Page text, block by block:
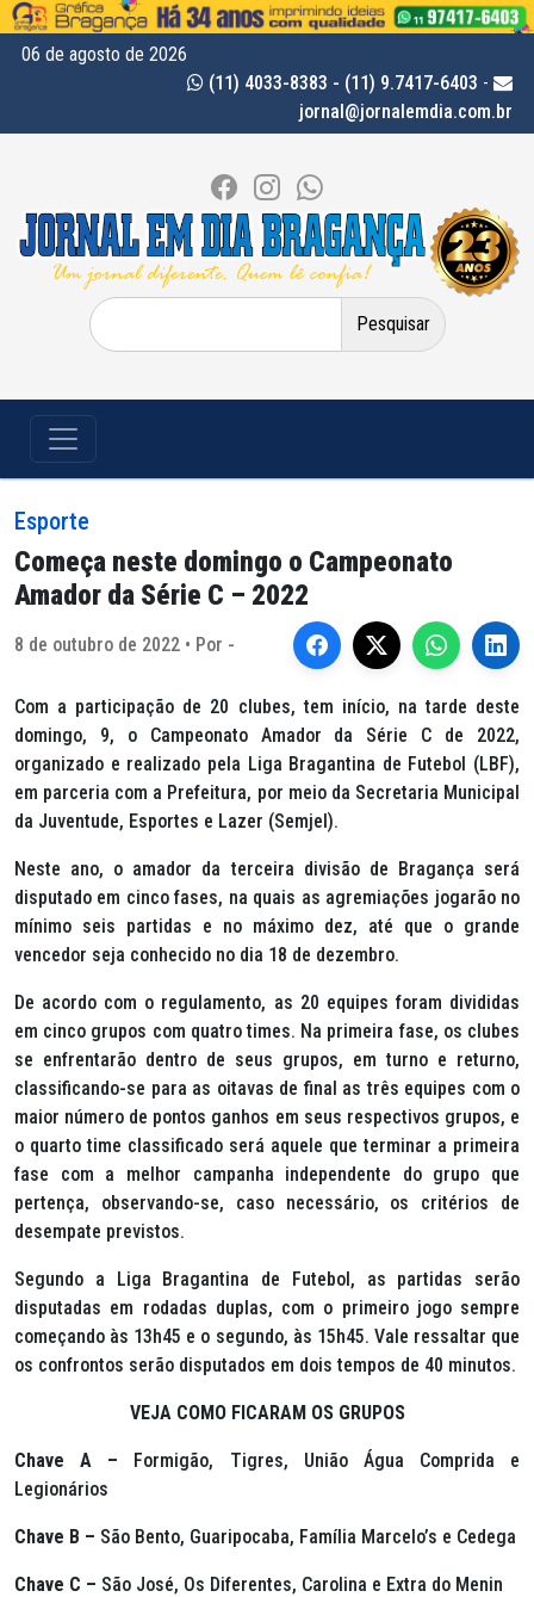
06 de agosto de 2026
(11) 4033-8383 - (11) 9.7417-6403 -
jornal@jornalemdia.com.br
Pesquisar
por:
Esporte
Começa neste domingo o Campeonato
Amador da Série C – 2022
8 de outubro de 2022 • Por -
Com a participação de 20 clubes, tem início, na tarde deste
domingo, 9, o Campeonato Amador da Série C de 2022,
organizado e realizado pela Liga Bragantina de Futebol (LBF),
em parceria com a Prefeitura, por meio da Secretaria Municipal
da Juventude, Esportes e Lazer (Semjel).
Neste ano, o amador da terceira divisão de Bragança será
disputado em cinco fases, na quais as agremiações jogarão no
mínimo seis partidas e no máximo dez, até que o grande
vencedor seja conhecido no dia 18 de dezembro.
De acordo com o regulamento, as 20 equipes foram divididas
em cinco grupos com quatro times. Na primeira fase, os clubes
se enfrentarão dentro de seus grupos, em turno e returno,
classificando-se para as oitavas de final as três equipes com o
maior número de pontos ganhos em seus respectivos grupos, e
o quarto time classificado será aquele que terminar a primeira
fase com a melhor campanha independente do grupo que
pertença, observando-se, caso necessário, os critérios de
desempate previstos.
Segundo a Liga Bragantina de Futebol, as partidas serão
disputadas em rodadas duplas, com o primeiro jogo sempre
começando às 13h45 e o segundo, às 15h45. Vale ressaltar que
os confrontos serão disputados em dois tempos de 40 minutos.
VEJA COMO FICARAM OS GRUPOS
Chave A – Formigão, Tigres, União Água Comprida e
Legionários
Chave B – São Bento, Guaripocaba, Família Marcelo’s e Cedega
Chave C – São José, Os Diferentes, Carolina e Extra do Menin